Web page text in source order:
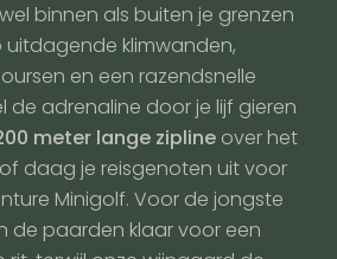
binnen als buiten je grenzen
klimwanden,
en een razendsnelle
de adrenaline door je lijf gieren
meter lange zipline over het
daag je reisgenoten uit voor
Minigolf. Voor de jongste
de paarden klaar voor een